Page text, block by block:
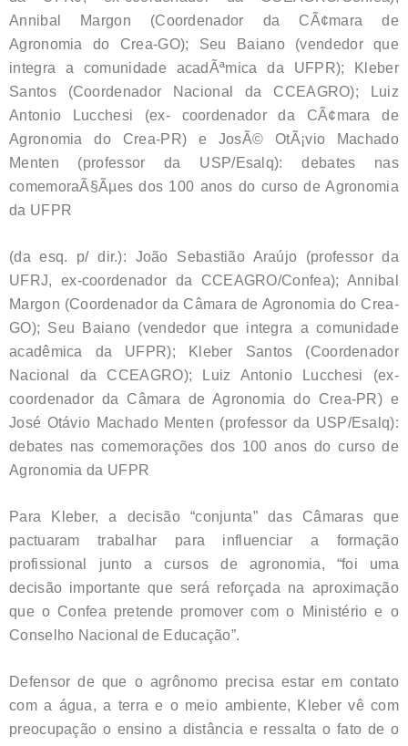
(da esq. p/ dir.): João Sebastião Araújo (professor da
UFRJ, ex-coordenador da CCEAGRO/Confea); Annibal
Margon (Coordenador da Câmara de Agronomia do Crea-
GO); Seu Baiano (vendedor que integra a comunidade
acadêmica da UFPR); Kleber Santos (Coordenador
Nacional da CCEAGRO); Luiz Antonio Lucchesi (ex-
coordenador da Câmara de Agronomia do Crea-PR) e
José Otávio Machado Menten (professor da USP/Esalq):
debates nas comemorações dos 100 anos do curso de
Agronomia da UFPR
Para Kleber, a decisão “conjunta” das Câmaras que
pactuaram trabalhar para influenciar a formação
profissional junto a cursos de agronomia, “foi uma
decisão importante que será reforçada na aproximação
que o Confea pretende promover com o Ministério e o
Conselho Nacional de Educação”.
Defensor de que o agrônomo precisa estar em contato
com a água, a terra e o meio ambiente, Kleber vê com
preocupação o ensino a distância e ressalta o fato de o